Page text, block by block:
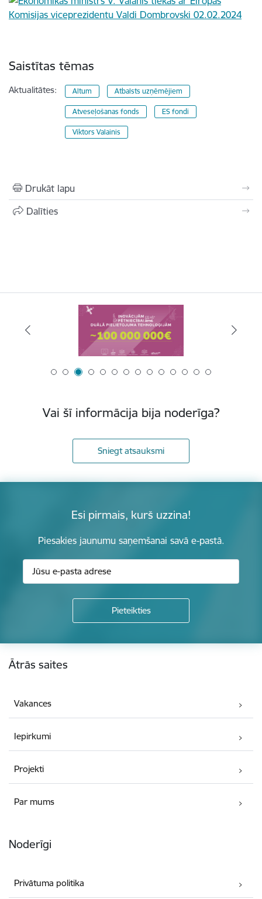
Saistītas tēmas
Aktualitātes: Altum Atbalsts uzņēmējiem
Atveseļošanas fonds ES fondi
Viktors Valainis
Drukāt lapu
Dalīties
Vai šī informācija bija noderīga?
Sniegt atsauksmi
Esi pirmais, kurš uzzina!
Piesakies jaunumu saņemšanai savā e-pastā.
Kājene
Ātrās saites
Vakances
Iepirkumi
Projekti
Par mums
Noderīgi
Privātuma politika